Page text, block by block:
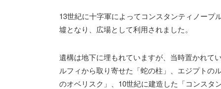
13世紀に十字軍によってコンスタンティノープ
墟となり、広場として利用されました。
遺構は地下に埋もれていますが、当時置かれて
ルフィから取り寄せた「蛇の柱」、エジプトの
のオベリスク」、10世紀に建造した「コンスタ